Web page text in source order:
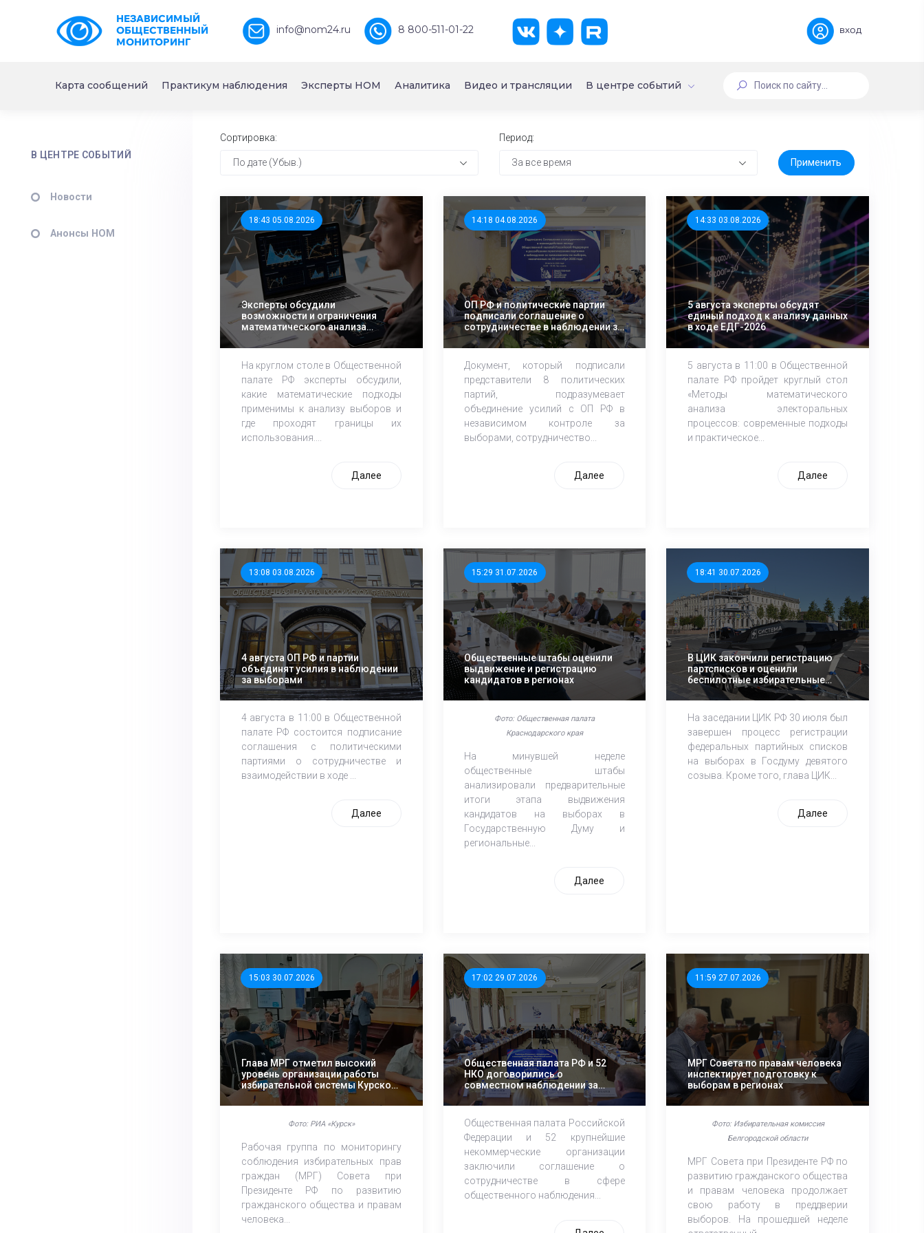
НЕЗАВИСИМЫЙ
ОБЩЕСТВЕННЫЙ
МОНИТОРИНГ
info@nom24.ru 8 800-511-01-22 вход
Карта сообщений Практикум наблюдения Эксперты НОМ Аналитика Видео и трансляции В центре событий
В ЦЕНТРЕ СОБЫТИЙ
Новости
Анонсы НОМ
Сортировка:
По дате (Убыв.)
Период:
За все время
18:43 05.08.2026
Эксперты обсудили
возможности и ограничения
математического анализа
избирательных кампаний
На круглом столе в Общественной
палате РФ эксперты обсудили,
какие математические подходы
применимы к анализу выборов и
где проходят границы их
использования....
Далее
14:18 04.08.2026
ОП РФ и политические партии
подписали соглашение о
сотрудничестве в наблюдении за
выборами в Госдуму РФ
Документ, который подписали
представители 8 политических
партий, подразумевает
объединение усилий с ОП РФ в
независимом контроле за
выборами, сотрудничество...
Далее
14:33 03.08.2026
5 августа эксперты обсудят
единый подход к анализу данных
в ходе ЕДГ-2026
5 августа в 11:00 в Общественной
палате РФ пройдет круглый стол
«Методы математического
анализа электоральных
процессов: современные подходы
и практическое...
Далее
13:08 03.08.2026
4 августа ОП РФ и партии
объединят усилия в наблюдении
за выборами
4 августа в 11:00 в Общественной
палате РФ состоится подписание
соглашения с политическими
партиями о сотрудничестве и
взаимодействии в ходе ...
Далее
15:29 31.07.2026
Общественные штабы оценили
выдвижение и регистрацию
кандидатов в регионах
Фото: Общественная палата
Краснодарского края
На минувшей неделе
общественные штабы
анализировали предварительные
итоги этапа выдвижения
кандидатов на выборах в
Государственную Думу и
региональные...
Далее
18:41 30.07.2026
В ЦИК закончили регистрацию
партсписков и оценили
беспилотные избирательные
технологии
На заседании ЦИК РФ 30 июля был
завершен процесс регистрации
федеральных партийных списков
на выборах в Госдуму девятого
созыва. Кроме того, глава ЦИК...
Далее
15:03 30.07.2026
Глава МРГ отметил высокий
уровень организации работы
избирательной системы Курской
области
Фото: РИА «Курск»
Рабочая группа по мониторингу
соблюдения избирательных прав
граждан (МРГ) Совета при
Президенте РФ по развитию
гражданского общества и правам
человека...
17:02 29.07.2026
Общественная палата РФ и 52
НКО договорились о
совместном наблюдении за
осенними выборами
Общественная палата Российской
Федерации и 52 крупнейшие
некоммерческие организации
заключили соглашение о
сотрудничестве в сфере
общественного наблюдения...
11:59 27.07.2026
МРГ Совета по правам человека
инспектирует подготовку к
выборам в регионах
Фото: Избирательная комиссия
Белгородской области
МРГ Совета при Президенте РФ по
развитию гражданского общества
и правам человека продолжает
свою работу в преддверии
выборов. На прошедшей неделе